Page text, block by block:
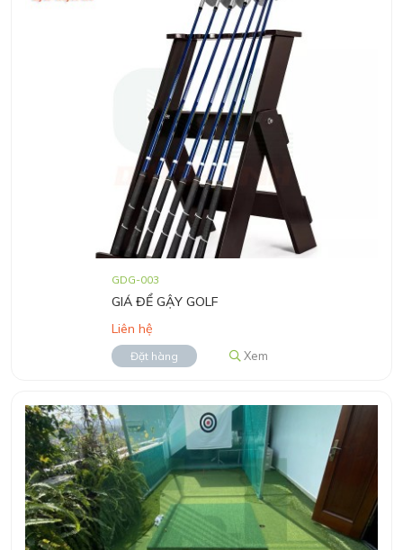
GDG-003
GIÁ ĐỂ GẬY GOLF
Liên hệ
Đặt hàng Xem